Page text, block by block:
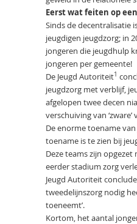
Eerst wat feiten op
Sinds de decentralisatie
jeugdigen jeugdzorg; in
jongeren die jeugdhulp
jongeren per gemeente!
De Jeugd Autoriteit1
jeugdzorg met verblijf,
afgelopen twee decen­
verschuiving van
De enorme toename
toename is te zien bij
Deze teams zijn
eerder stadium zorg
Jeugd Autoriteit
tweedelijnszorg nodig
toeneemt’.
Kortom, het aantal